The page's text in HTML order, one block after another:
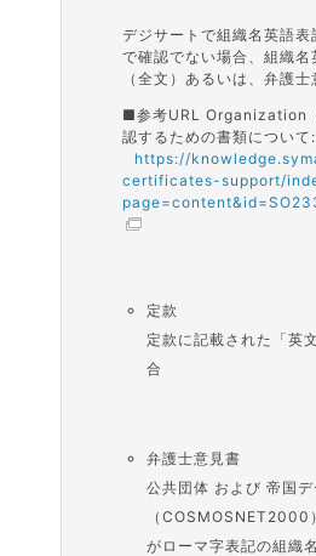
デジサートで組織名英語
で確認でない場合、組織名
（全文）あるいは、弁護士
■参考URL Organization
認するための書類について:
https://
certificates-support/
定款
定款に記載された「英
合
弁護士意見書
公共団体 および 帝国デ
（COSMOSNET2000
がローマ字表記の組織